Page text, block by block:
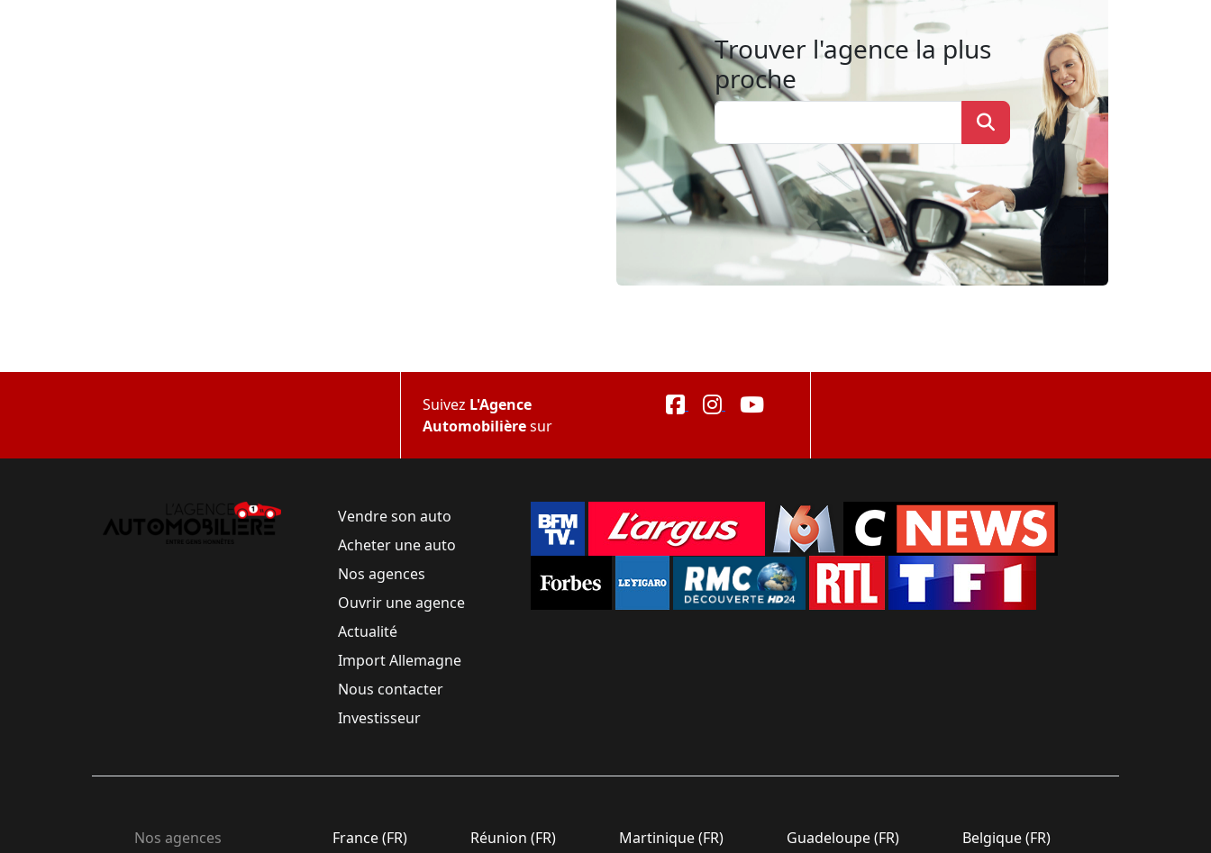
Trouver l'agence la plus
proche
Suivez L'Agence
Automobilièresur
Vendre son auto
Acheter une auto
Nos agences
Ouvrir une agence
Actualité
Import Allemagne
Nous contacter
Investisseur
Nos agences France (FR) Réunion (FR) Martinique (FR) Guadeloupe (FR) Belgique (FR)